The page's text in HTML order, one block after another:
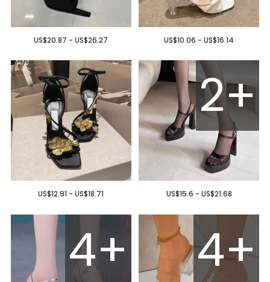
US$20.87 - US$26.27 US$10.06 - US$16.14
US$12.91 - US$18.71
2+
US$15.6 - US$21.68
4+ 4+